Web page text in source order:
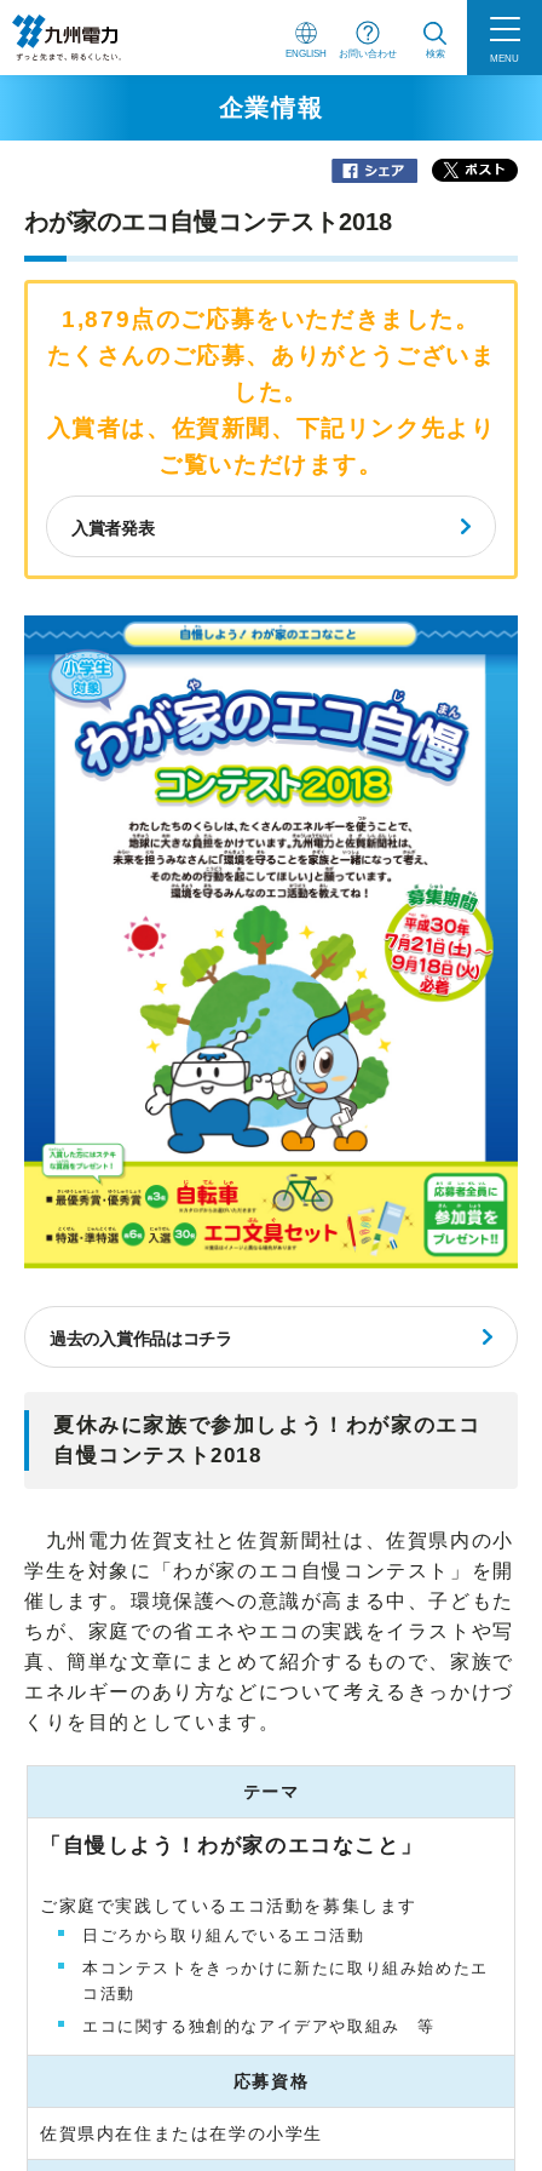
ENGLISH お問い合わせ 検索 MENU
企業情報
わが家のエコ自慢コンテスト2018
1,879点のご応募をいただきました。
たくさんのご応募、ありがとうございま
した。
入賞者は、佐賀新聞、下記リンク先より
ご覧いただけます。
入賞者発表
過去の入賞作品はコチラ
夏休みに家族で参加しよう！わが家のエコ
自慢コンテスト2018
九州電力佐賀支社と佐賀新聞社は、佐賀県内の小
学生を対象に「わが家のエコ自慢コンテスト」を開
催します。環境保護への意識が高まる中、子どもた
ちが、家庭での省エネやエコの実践をイラストや写
真、簡単な文章にまとめて紹介するもので、家族で
エネルギーのあり方などについて考えるきっかけづ
くりを目的としています。
テーマ
「自慢しよう！わが家のエコなこと」
ご家庭で実践しているエコ活動を募集します
日ごろから取り組んでいるエコ活動
本コンテストをきっかけに新たに取り組み始めたエ
コ活動
エコに関する独創的なアイデアや取組み 等
応募資格
佐賀県内在住または在学の小学生